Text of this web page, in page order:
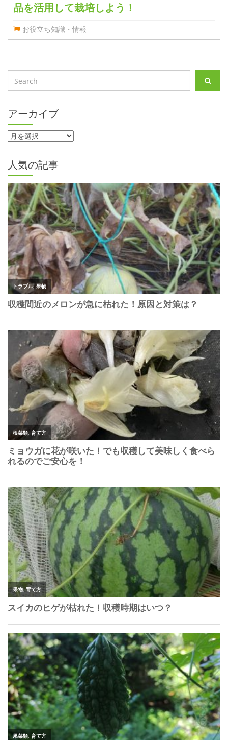
品を活用して栽培しよう！
お役立ち知識・情報
アーカイブ
人気の記事